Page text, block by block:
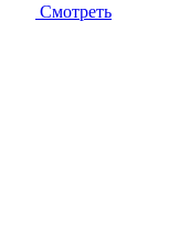
Смотреть